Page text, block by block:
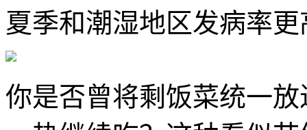
夏季和潮湿地区发病率更
你是否曾将剩饭菜统一